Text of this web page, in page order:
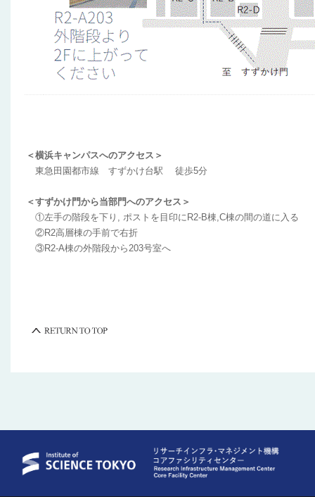
＜横浜キャンパスへのアクセス＞
東急田園都市線 すずかけ台駅 徒歩5分
＜すずかけ門から当部門へのアクセス＞
①左手の階段を下り, ポストを目印にR2-B棟,C棟の間の道に入る
②R2高層棟の手前で右折
③R2-A棟の外階段から203号室へ